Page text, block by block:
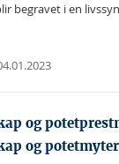
begravet i en
og
og potetmyter